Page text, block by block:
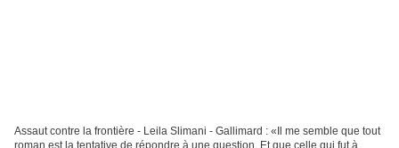
Assaut contre la frontière - Leila Slimani - Gallimard : «Il me semble que tout
roman est la tentative de répondre à une question. Et que celle qui fut à